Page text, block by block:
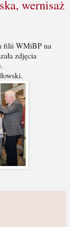
wernisaż
filii WMiBP na
zdjęcia